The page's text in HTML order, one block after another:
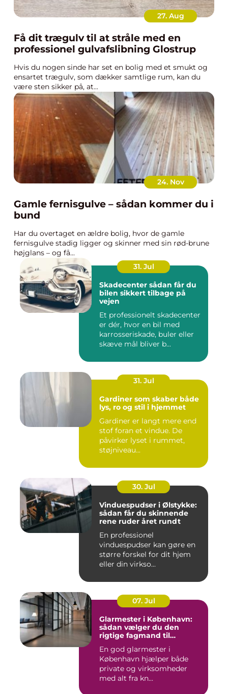
27. Aug
Få dit trægulv til at stråle med en
professionel gulvafslibning Glostrup
Hvis du nogen sinde har set en bolig med et smukt og
ensartet trægulv, som dækker samtlige rum, kan du
være sten sikker på, at...
24. Nov
Gamle fernisgulve – sådan kommer du i
bund
Har du overtaget en ældre bolig, hvor de gamle
fernisgulve stadig ligger og skinner med sin rød-brune
højglans – og få...
31. Jul
Skadecenter sådan får du
bilen sikkert tilbage på
vejen
Et professionelt skadecenter
er dér, hvor en bil med
karrosseriskade, buler eller
skæve mål bliver b...
31. Jul
Gardiner som skaber både
lys, ro og stil i hjemmet
Gardiner er langt mere end
stof foran et vindue. De
påvirker lyset i rummet,
støjniveau...
30. Jul
Vinduespudser i Ølstykke:
sådan får du skinnende
rene ruder året rundt
En professionel
vinduespudser kan gøre en
større forskel for dit hjem
eller din virkso...
07. Jul
Glarmester i København:
sådan vælger du den
rigtige fagmand til
En god glarmester i
København hjælper både
private og virksomheder
med alt fra kn...